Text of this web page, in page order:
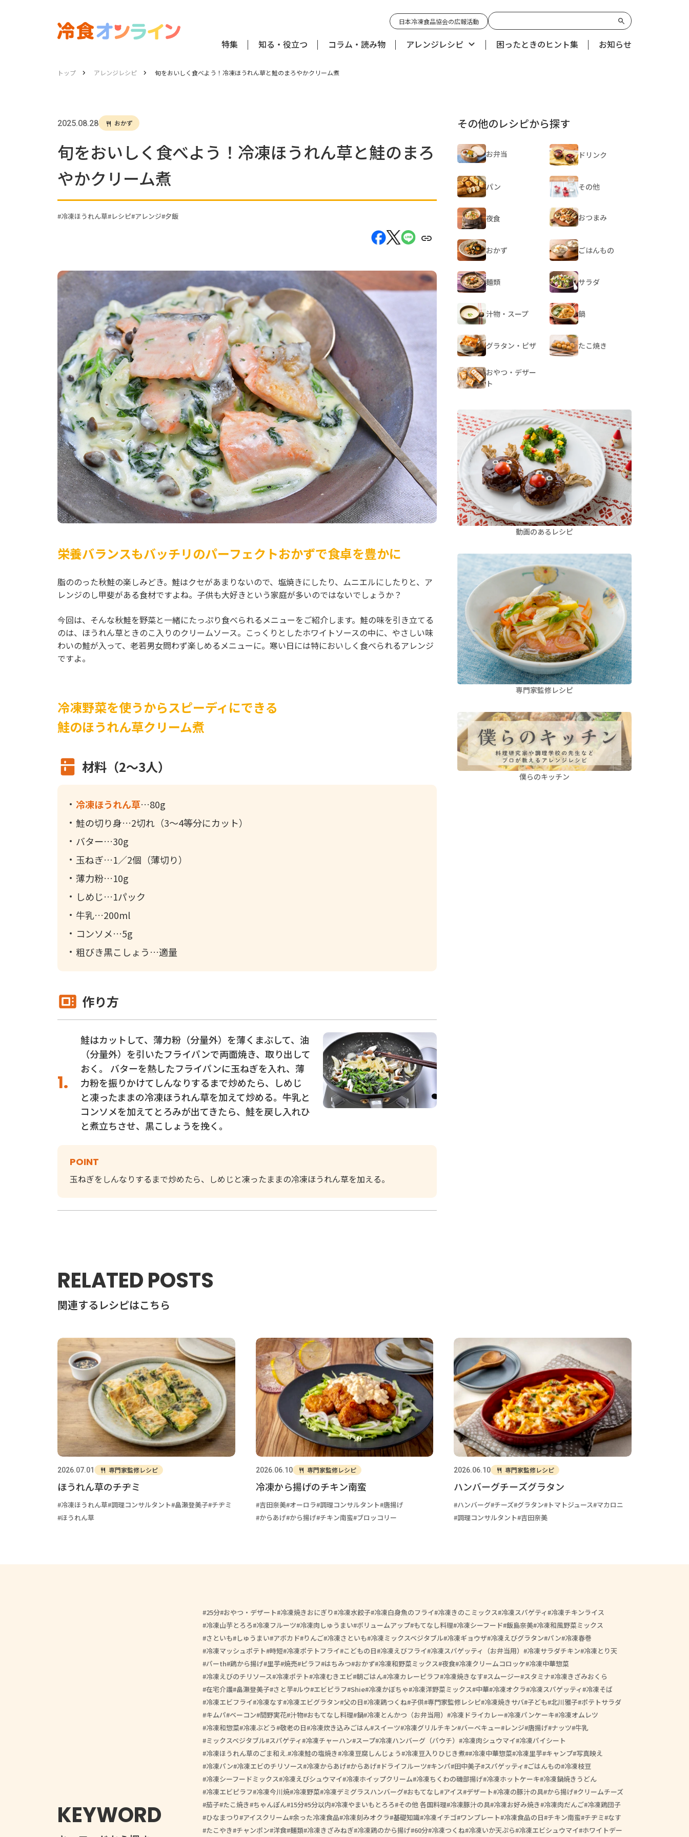
日本冷凍食品協会の広報活動
特集 知る・役立つ コラム・読み物 アレンジレシピ 困ったときのヒント集 お知らせ
トップ アレンジレシピ 旬をおいしく食べよう！冷凍ほうれん草と鮭のまろやかクリーム煮
2025.08.28 おかず
旬をおいしく食べよう！冷凍ほうれん草と鮭のまろ
やかクリーム煮
冷凍ほうれん草 レシピ アレンジ 夕飯
栄養バランスもバッチリのパーフェクトおかずで食卓を豊かに
脂ののった秋鮭の楽しみどき。鮭はクセがあまりないので、塩焼きにしたり、ムニエルにしたりと、ア
レンジのし甲斐がある食材ですよね。子供も大好きという家庭が多いのではないでしょうか？
今回は、そんな秋鮭を野菜と一緒にたっぷり食べられるメニューをご紹介します。鮭の味を引き立てる
のは、ほうれん草ときのこ入りのクリームソース。こっくりとしたホワイトソースの中に、やさしい味
わいの鮭が入って、老若男女問わず楽しめるメニューに。寒い日には特においしく食べられるアレンジ
ですよ。
冷凍野菜を使うからスピーディにできる
鮭のほうれん草クリーム煮
材料（2～3人）
冷凍ほうれん草
80g
鮭の切り身
2切れ（3～4等分にカット）
バター
30g
玉ねぎ
1／2個（薄切り）
薄力粉
10g
しめじ
1パック
牛乳
200ml
コンソメ
5g
粗びき黒こしょう
適量
作り方
鮭はカットして、薄力粉（分量外）を薄くまぶして、油
（分量外）を引いたフライパンで両面焼き、取り出して
おく。 バターを熱したフライパンに玉ねぎを入れ、薄
力粉を振りかけてしんなりするまで炒めたら、しめじ
と凍ったままの冷凍ほうれん草を加えて炒める。牛乳と
コンソメを加えてとろみが出てきたら、鮭を戻し入れひ
と煮立ちさせ、黒こしょうを挽く。
POINT
玉ねぎをしんなりするまで炒めたら、しめじと凍ったままの冷凍ほうれん草を加える。
その他のレシピから探す
お弁当 ドリンク
パン その他
夜食 おつまみ
おかず ごはんもの
麺類 サラダ
汁物・スープ 鍋
グラタン・ピザ たこ焼き
おやつ・デザー
ト
動画のあるレシピ
専門家監修レシピ
僕らのキッチン
RELATED POSTS
関連するレシピはこちら
2026.07.01 専門家監修レシピ
ほうれん草のチヂミ
冷凍ほうれん草 調理コンサルタント 畠瀬登美子 チヂミ
ほうれん草
2026.06.10 専門家監修レシピ
冷凍から揚げのチキン南蛮
吉田奈美 オーロラ 調理コンサルタント 唐揚げ
からあげ から揚げ チキン南蛮 ブロッコリー
2026.06.10 専門家監修レシピ
ハンバーグチーズグラタン
ハンバーグ チーズ グラタン トマトジュース マカロニ
調理コンサルタント 吉田奈美
KEYWORD
25分 おやつ・デザート 冷凍焼きおにぎり 冷凍水餃子 冷凍白身魚のフライ 冷凍きのこミックス 冷凍スパゲティ 冷凍チキンライス
冷凍山芋とろろ 冷凍フルーツ 冷凍肉しゅうまい ボリュームアップ もてなし料理 冷凍シーフード 飯島奈美 冷凍和風野菜ミックス
さといも しゅうまい アボカド りんご 冷凍さといも 冷凍ミックスベジタブル 冷凍ギョウザ 冷凍えびグラタン パン 冷凍春巻
冷凍マッシュポテト 時短 冷凍ポテトフライ こどもの日 冷凍えびフライ 冷凍スパゲッティ（お弁当用） 冷凍サラダチキン 冷凍とり天
パーth 鶏から揚げ 里芋 焼売 ピラフ はちみつ おかず 冷凍和野菜ミックス 夜食 冷凍クリームコロッケ 冷凍中華惣菜
冷凍えびのチリソース 冷凍ポテト 冷凍むきエビ 朝ごはん 冷凍カレーピラフ 冷凍焼きなす スムージー スタミナ 冷凍きざみおくら
在宅介護 畠瀬登美子 さと芋 ルウ エビピラフ Shie 冷凍かぼちゃ 冷凍洋野菜ミックス 中華 冷凍オクラ 冷凍スパゲッティ 冷凍そば
冷凍エビフライ 冷凍なす 冷凍エビグラタン 父の日 冷凍鶏つくね 子供 専門家監修レシピ 冷凍焼きサバ 子ども 北川雅子 ポテトサラダ
キムパ ベーコン 間野実花 汁物 おもてなし料理 鍋 冷凍とんかつ（お弁当用） 冷凍ドライカレー 冷凍パンケーキ 冷凍オムレツ
冷凍和惣菜 冷凍ぶどう 敬老の日 冷凍炊き込みごはん スイーツ 冷凍グリルチキン バーベキュー レンジ 唐揚げ ナッツ 牛乳
ミックスベジタブル スパゲティ 冷凍チャーハン スープ 冷凍ハンバーグ（パウチ） 冷凍肉シュウマイ 冷凍パイシート
冷凍ほうれん草のごま和え. 冷凍鮭の塩焼き 冷凍豆腐しんじょう 冷凍豆入りひじき煮 #冷凍中華惣菜 冷凍里芋 キャンプ 写真映え
冷凍パン 冷凍エビのチリソース 冷凍からあげ からあげ ドライフルーツ キンパ 田中美子 スパゲッティ ごはんもの 冷凍枝豆
冷凍シーフードミックス 冷凍えびシュウマイ 冷凍ホイップクリーム 冷凍ちくわの磯部揚げ 冷凍ホットケーキ 冷凍鍋焼きうどん
冷凍エビピラフ 冷凍今川焼 冷凍野菜 冷凍デミグラスハンバーグ おもてなし アイス デザート 冷凍の豚汁の具 から揚げ クリームチーズ
茄子 たこ焼き ちゃんぽん 15分 5分以内 冷凍やまいもとろろ その他 各国料理 冷凍豚汁の具 冷凍お好み焼き 冷凍肉だんご 冷凍鶏団子
ひなまつり アイスクリーム 余った冷凍食品 冷凍刻みオクラ 基礎知識 冷凍イチゴ ワンプレート 冷凍食品の日 チキン南蛮 チヂミ なす
たこやき チャンポン 洋食 麺類 冷凍きざみねぎ 冷凍鶏のから揚げ 60分 冷凍つくね 冷凍いか天ぷら 冷凍エビシュウマイ ホワイトデー